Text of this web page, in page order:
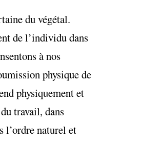
du végétal.
de l’individu dans
à nos
physique de
physiquement et
travail, dans
l’ordre naturel et